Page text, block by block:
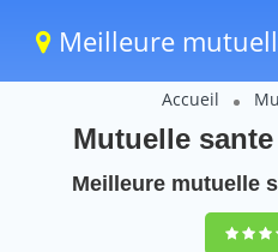
Meilleure
Accueil
Mutuelle
Meilleure mutuelle